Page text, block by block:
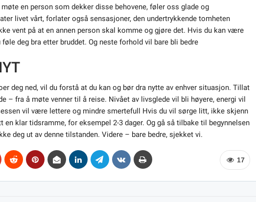
en person som dekker disse behovene, føler oss glade og
livet vårt, forlater også sensasjoner, den undertrykkende tomheten
vent på at en annen person skal komme og gjøre det. Hvis du kan være
deg bra etter bruddet. Og neste forhold vil bare bli bedre
deg ned, vil du forstå at du kan og bør dra nytte av enhver situasjon. Tillat
– fra å møte venner til å reise. Nivået av livsglede vil bli høyere, energi vil
vil være lettere og mindre smertefull Hvis du vil sørge litt, ikke skjenn
en klar tidsramme, for eksempel 2-3 dager. Og gå så tilbake til begynnelsen
deg ut av denne tilstanden. Videre – bare bedre, sjekket vi.
17